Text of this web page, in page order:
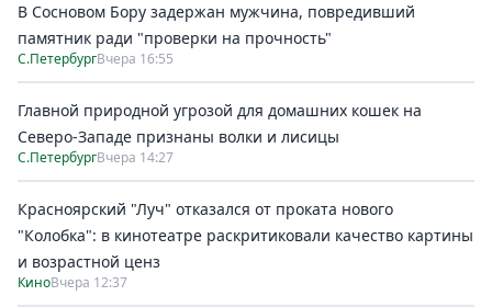
В Сосновом Бору задержан мужчина, повредивший
памятник ради "проверки на прочность"
С.ПетербургВчера 16:55
Главной природной угрозой для домашних кошек на
Северо-Западе признаны волки и лисицы
С.ПетербургВчера 14:27
Красноярский "Луч" отказался от проката нового
"Колобка": в кинотеатре раскритиковали качество картины
и возрастной ценз
КиноВчера 12:37